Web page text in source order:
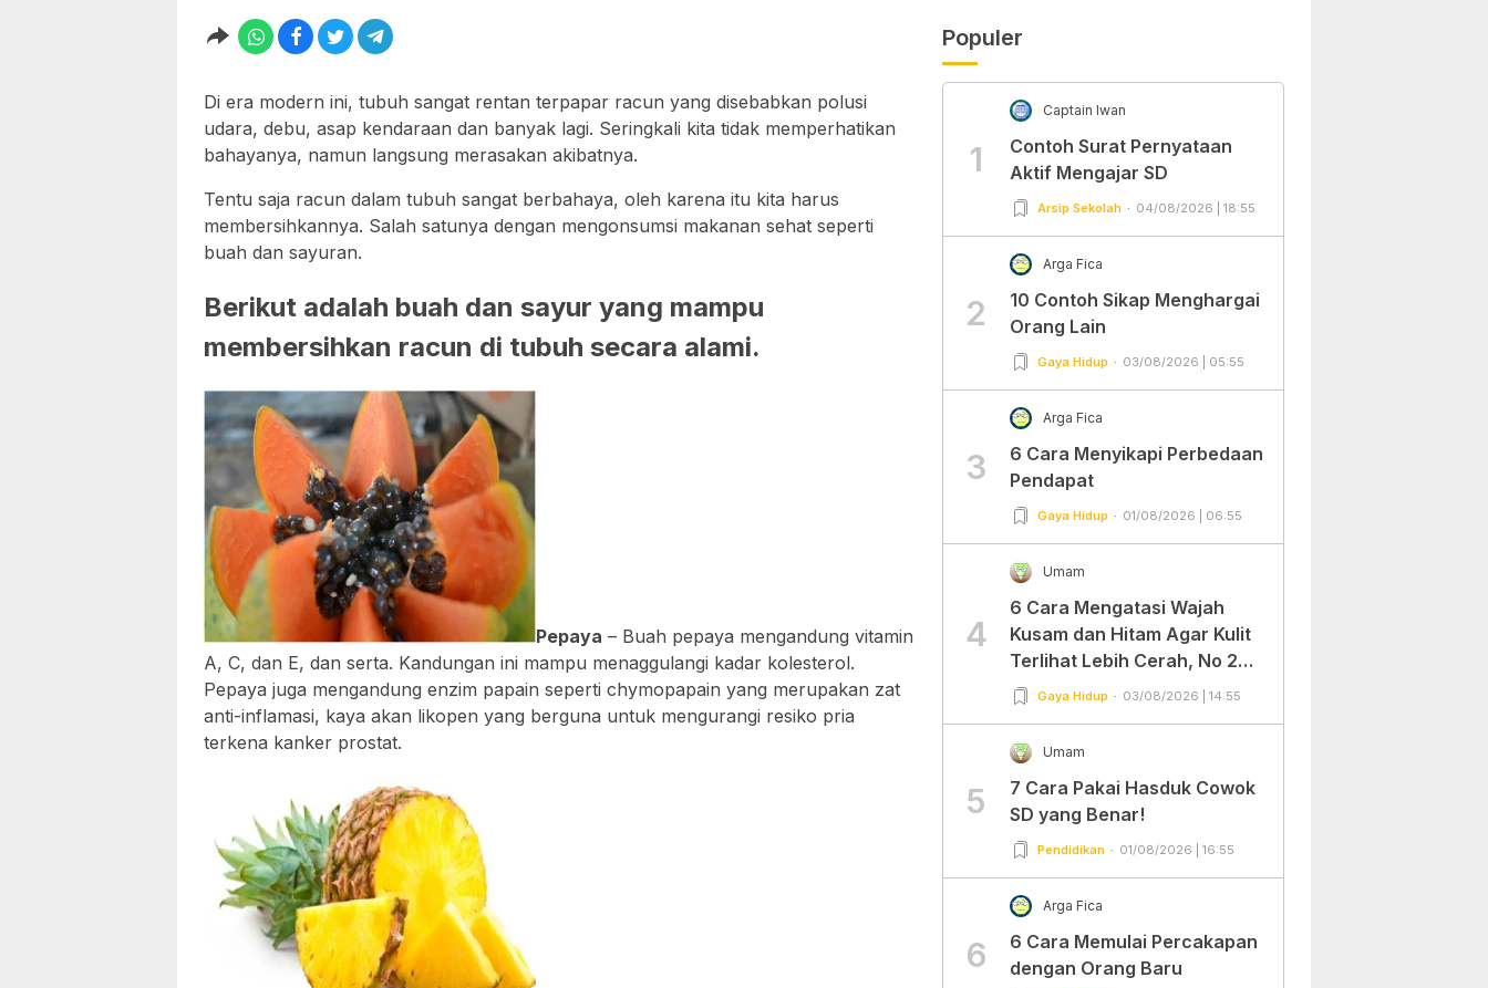
Di era modern ini, tubuh sangat rentan terpapar racun yang disebabkan polusi
udara, debu, asap kendaraan dan banyak lagi. Seringkali kita tidak memperhatikan
bahayanya, namun langsung merasakan akibatnya.
Tentu saja racun dalam tubuh sangat berbahaya, oleh karena itu kita harus
membersihkannya. Salah satunya dengan mengonsumsi makanan sehat seperti
buah dan sayuran.
Berikut adalah buah dan sayur yang mampu
membersihkan racun di tubuh secara alami.
Pepaya – Buah pepaya mengandung vitamin
A, C, dan E, dan serta. Kandungan ini mampu menaggulangi kadar kolesterol.
Pepaya juga mengandung enzim papain seperti chymopapain yang merupakan zat
anti-inflamasi, kaya akan likopen yang berguna untuk mengurangi resiko pria
terkena kanker prostat.
Populer
1
Captain Iwan
Contoh Surat Pernyataan
Aktif Mengajar SD
Arsip Sekolah 04/08/2026 | 18:55
2
Arga Fica
10 Contoh Sikap Menghargai
Orang Lain
Gaya Hidup 03/08/2026 | 05:55
3
Arga Fica
6 Cara Menyikapi Perbedaan
Pendapat
Gaya Hidup 01/08/2026 | 06:55
4
Umam
6 Cara Mengatasi Wajah
Kusam dan Hitam Agar Kulit
Terlihat Lebih Cerah, No 2
Gampang Banget dan Mudah
Gaya Hidup 03/08/2026 | 14:55
5
Umam
7 Cara Pakai Hasduk Cowok
SD yang Benar!
Pendidikan 01/08/2026 | 16:55
6
Arga Fica
6 Cara Memulai Percakapan
dengan Orang Baru